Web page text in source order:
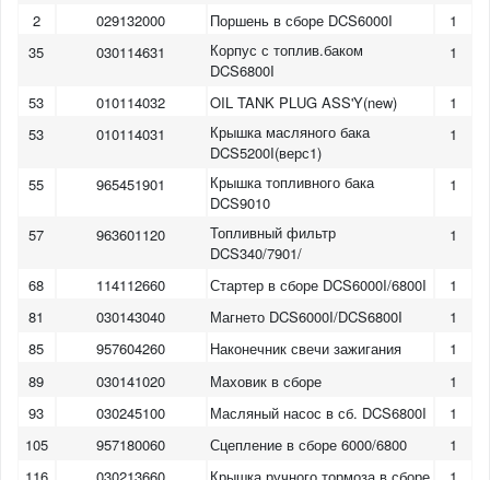
2
029132000 Поршень в сборе DCS6000I
1
35
030114631
Корпус с топлив.баком
DCS6800I
1
53 010114032 OIL TANK PLUG ASS'Y(new)
1
53
010114031
Крышка масляного бака
DCS5200I(верс1)
1
55 965451901
Крышка топливного бака
DCS9010
1
57 963601120
Топливный фильтр
DCS340/7901/
1
68 114112660 Стартер в сборе DCS6000I/6800I
1
81
030143040 Магнето DCS6000I/DCS6800I
1
85
957604260 Наконечник свечи зажигания
1
89
030141020 Маховик в сборе
1
93
030245100 Масляный насос в сб. DCS6800I
1
105
957180060 Сцепление в сборе 6000/6800
1